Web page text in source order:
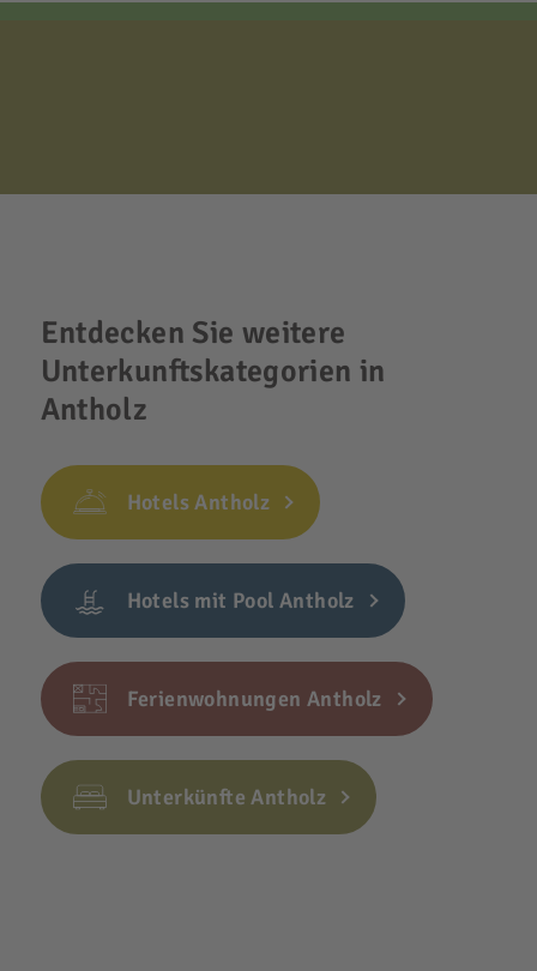
Entdecken Sie weitere
Unterkunftskategorien in
Antholz
Hotels Antholz
Hotels mit Pool Antholz
Ferienwohnungen Antholz
Unterkünfte Antholz